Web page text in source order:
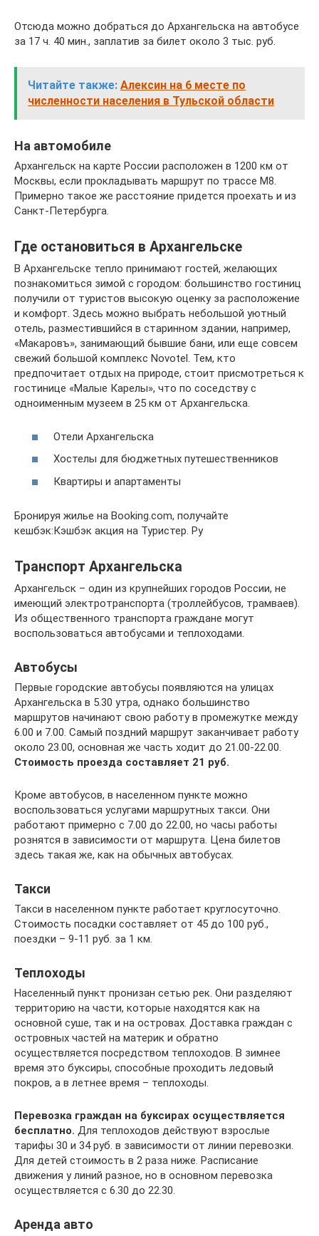
Отсюда можно добраться до Архангельска на автобусе
за 17 ч. 40 мин., заплатив за билет около 3 тыс. руб.
Читайте также: Алексин на 6 месте по
численности населения в Тульской области
На автомобиле
Архангельск на карте России расположен в 1200 км от
Москвы, если прокладывать маршрут по трассе М8.
Примерно такое же расстояние придется проехать и из
Санкт-Петербурга.
Где остановиться в Архангельске
В Архангельске тепло принимают гостей, желающих
познакомиться зимой с городом: большинство гостиниц
получили от туристов высокую оценку за расположение
и комфорт. Здесь можно выбрать небольшой уютный
отель, разместившийся в старинном здании, например,
«Макаровъ», занимающий бывшие бани, или еще совсем
свежий большой комплекс Novotel. Тем, кто
предпочитает отдых на природе, стоит присмотреться к
гостинице «Малые Карелы», что по соседству с
одноименным музеем в 25 км от Архангельска.
Отели Архангельска
Хостелы для бюджетных путешественников
Квартиры и апартаменты
Бронируя жилье на Booking.com, получайте
кешбэк:Кэшбэк акция на Туристер. Ру
Транспорт Архангельска
Архангельск – один из крупнейших городов России, не
имеющий электротранспорта (троллейбусов, трамваев).
Из общественного транспорта граждане могут
воспользоваться автобусами и теплоходами.
Автобусы
Первые городские автобусы появляются на улицах
Архангельска в 5.30 утра, однако большинство
маршрутов начинают свою работу в промежутке между
6.00 и 7.00. Самый поздний маршрут заканчивает работу
около 23.00, основная же часть ходит до 21.00-22.00.
Стоимость проезда составляет 21 руб.
Кроме автобусов, в населенном пункте можно
воспользоваться услугами маршрутных такси. Они
работают примерно с 7.00 до 22.00, но часы работы
рознятся в зависимости от маршрута. Цена билетов
здесь такая же, как на обычных автобусах.
Такси
Такси в населенном пункте работает круглосуточно.
Стоимость посадки составляет от 45 до 100 руб.,
поездки – 9-11 руб. за 1 км.
Теплоходы
Населенный пункт пронизан сетью рек. Они разделяют
территорию на части, которые находятся как на
основной суше, так и на островах. Доставка граждан с
островных частей на материк и обратно
осуществляется посредством теплоходов. В зимнее
время это буксиры, способные проходить ледовый
покров, а в летнее время – теплоходы.
Перевозка граждан на буксирах осуществляется
бесплатно. Для теплоходов действуют взрослые
тарифы 30 и 34 руб. в зависимости от линии перевозки.
Для детей стоимость в 2 раза ниже. Расписание
движения у линий разное, но в основном перевозка
осуществляется с 6.30 до 22.30.
Аренда авто